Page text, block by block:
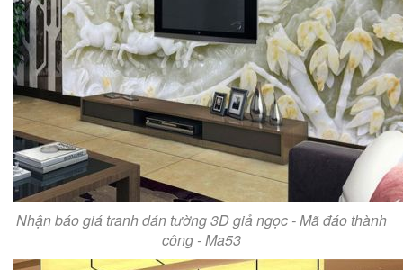
Nhận báo giá tranh dán tường 3D giả ngọc - Mã đáo thành
công - Ma53